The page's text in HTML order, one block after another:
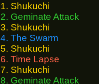
1. Shukuchi
2. Geminate Attack
3. Shukuchi
4. The Swarm
5. Shukuchi
6. Time Lapse
7. Shukuchi
8. Geminate Attack